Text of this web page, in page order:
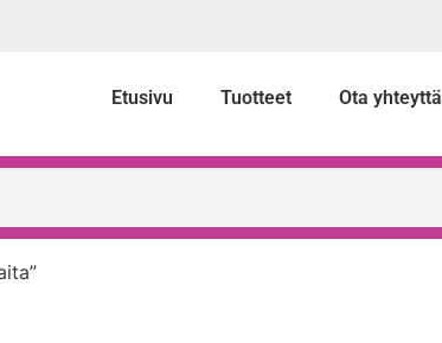
Etusivu Tuotteet Ota yhteyttä